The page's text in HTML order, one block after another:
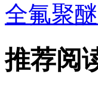
全氟聚
推荐阅